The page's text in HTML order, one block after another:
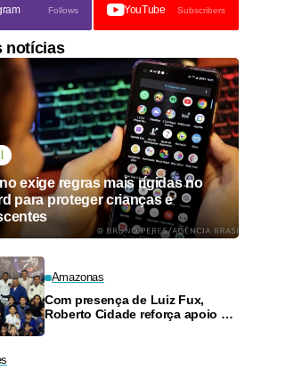
Follows YouTube Subscribers
notícias
exige regras mais rígidas no
para proteger crianças e
Amazonas
Com presença de Luiz Fux,
Roberto Cidade reforça apoio a